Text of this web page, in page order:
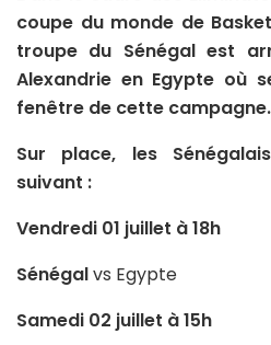
coupe du monde de
troupe du Sénégal est
Alexandrie en Egypte où
fenêtre de cette campagne.
Sur place, les
suivant :
Vendredi 01 juillet à 18h
Sénégalvs Egypte
Samedi 02 juillet à 15h